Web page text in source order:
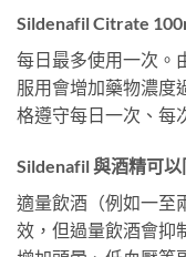
Sildenafil Citrate
每日最多使用一次。
服用會增加藥物濃度
格遵守每日一次、每
Sildenafil 與酒精可以
適量飲酒（例如一至
效，但過量飲酒會抑